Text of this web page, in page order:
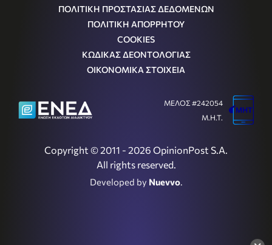
ΠΟΛΙΤΙΚΗ ΠΡΟΣΤΑΣΙΑΣ ΔΕΔΟΜΕΝΩΝ
ΠΟΛΙΤΙΚΗ ΑΠΟΡΡΗΤΟΥ
COOKIES
ΚΩΔΙΚΑΣ ΔΕΟΝΤΟΛΟΓΙΑΣ
ΟΙΚΟΝΟΜΙΚΑ ΣΤΟΙΧΕΙΑ
Copyright © 2011 - 2026 OpinionPost S.A.
All rights reserved.
Developed by Nuevvo.
ΜΕΛΟΣ #242054
Μ.Η.Τ.